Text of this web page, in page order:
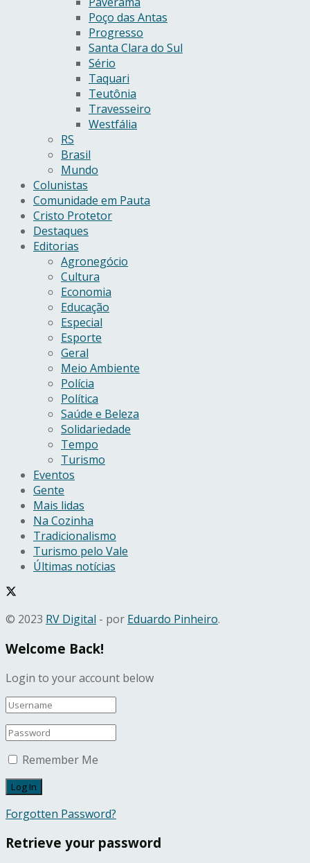
Poço das Antas
Progresso
Santa Clara do Sul
Sério
Taquari
Teutônia
Travesseiro
Westfália
RS
Brasil
Mundo
Colunistas
Comunidade em Pauta
Cristo Protetor
Destaques
Editorias
Agronegócio
Cultura
Economia
Educação
Especial
Esporte
Geral
Meio Ambiente
Polícia
Política
Saúde e Beleza
Solidariedade
Tempo
Turismo
Eventos
Gente
Mais lidas
Na Cozinha
Tradicionalismo
Turismo pelo Vale
Últimas notícias
© 2023 RV Digital - por Eduardo Pinheiro.
Welcome Back!
Login to your account below
Remember Me
Forgotten Password?
Retrieve your password